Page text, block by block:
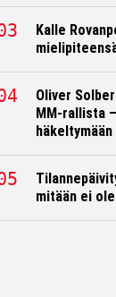
Kalle
Oliver
MM-rallista
häkeltymään
mitään ei